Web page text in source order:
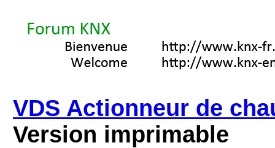
VDS Actionneur de
Version imprimable